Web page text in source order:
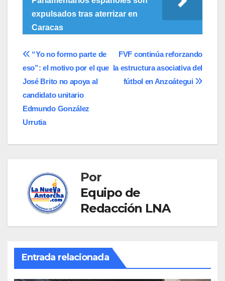
expulsados tras aterrizar en
Caracas
Navegación
de
entradas
FVF continúa reforzando
la estructura asociativa del
fútbol en Anzoátegui
“Yo no formo parte de
eso”: el motivo por el que
José Brito no apoya al
candidato unitario
Edmundo González
Urrutia
Por
Equipo de
Redacción LNA
Entrada relacionada